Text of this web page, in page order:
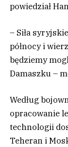
powiedział
– Siła
północy i
będziemy
Damaszku –
Według
opracowanie
technologii
Teheran i